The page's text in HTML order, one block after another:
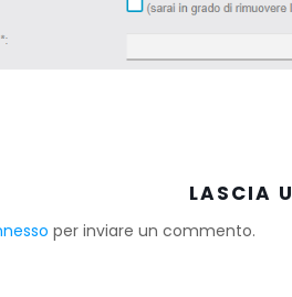
LASCIA
per inviare un commento.